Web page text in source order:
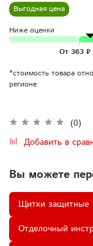
(0)
Добавить в
Выгодная цена
Ниже оценки
*стоимость товара
регионе
Вы можете
Щитки защитные
Отделочный